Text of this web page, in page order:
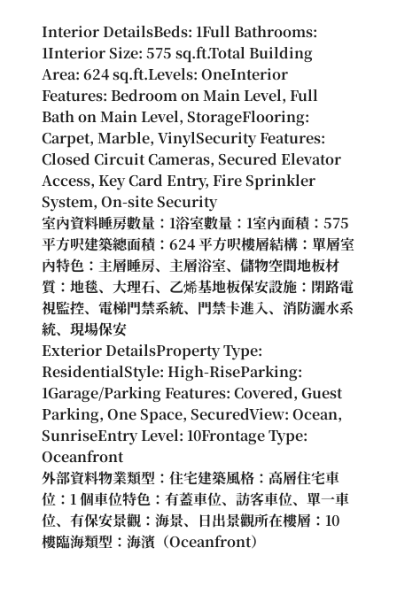
Interior DetailsBeds: 1Full Bathrooms:
1Interior Size: 575 sq.ft.Total Building
Area: 624 sq.ft.Levels: OneInterior
Features: Bedroom on Main Level, Full
Bath on Main Level, StorageFlooring:
Carpet, Marble, VinylSecurity Features:
Closed Circuit Cameras, Secured Elevator
Access, Key Card Entry, Fire Sprinkler
System, On-site Security
室內資料睡房數量：1浴室數量：1室內面積：575
平方呎建築總面積：624 平方呎樓層結構：單層室
內特色：主層睡房、主層浴室、儲物空間地板材
質：地毯、大理石、乙烯基地板保安設施：閉路電
視監控、電梯門禁系統、門禁卡進入、消防灑水系
統、現場保安
Exterior DetailsProperty Type:
ResidentialStyle: High-RiseParking:
1Garage/Parking Features: Covered, Guest
Parking, One Space, SecuredView: Ocean,
SunriseEntry Level: 10Frontage Type:
Oceanfront
外部資料物業類型：住宅建築風格：高層住宅車
位：1 個車位特色：有蓋車位、訪客車位、單一車
位、有保安景觀：海景、日出景觀所在樓層：10
樓臨海類型：海濱（Oceanfront）